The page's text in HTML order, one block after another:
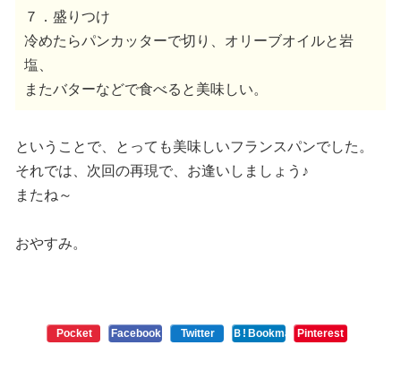
７．盛りつけ
冷めたらパンカッターで切り、オリーブオイルと岩
塩、
またバターなどで食べると美味しい。
ということで、とっても美味しいフランスパンでした。
それでは、次回の再現で、お逢いしましょう♪
またね～
おやすみ。
Pocket Facebook Twitter Ｂ! BookmarkPinterest